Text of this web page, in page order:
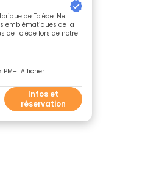
de Tolède. Ne
emblématiques de la
de Tolède lors de notre
PM+1 Afficher
Infos et
réservation